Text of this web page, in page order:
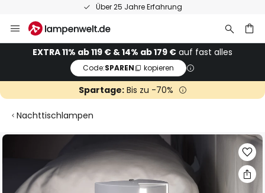
Über 25 Jahre Erfahrung
Inhalt
springenEXTRA 11% ab 119 € & 14% ab 179 € auf fast alles
Code:SPAREN kopieren
Spartage:Bis zu -70%
Nachttischlampen
Zum
Bildgalerie